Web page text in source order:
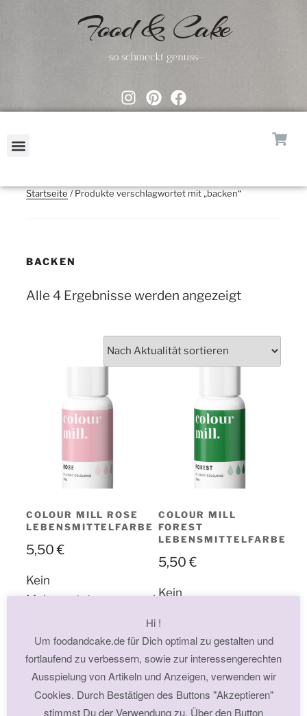
Food & Cake
—so schmeckt genuss—
Startseite/ Produkte verschlagwortet mit „backen“
BACKEN
Alle 4 Ergebnisse werden angezeigt
COLOUR MILL ROSE
LEBENSMITTELFARBE
5,50€
Kein
Mehrwertsteuerausweis,
nach §19 (1) UStG.
zzgl.Versandkosten
In den Warenkorb
COLOUR MILL
FOREST
LEBENSMITTELFARBE
5,50€
Kein
da Kleinunternehmer
nach §19 (1) UStG.
zzgl.Versandkosten
In den Warenkorb
Hi !
Um foodandcake.de für Dich optimal zu gestalten und
fortlaufend zu verbessern, sowie zur interessengerechten
Ausspielung von Artikeln und Anzeigen, verwenden wir
Cookies. Durch Bestätigen des Buttons "Akzeptieren"
stimmst Du der Verwendung zu. Über den Button